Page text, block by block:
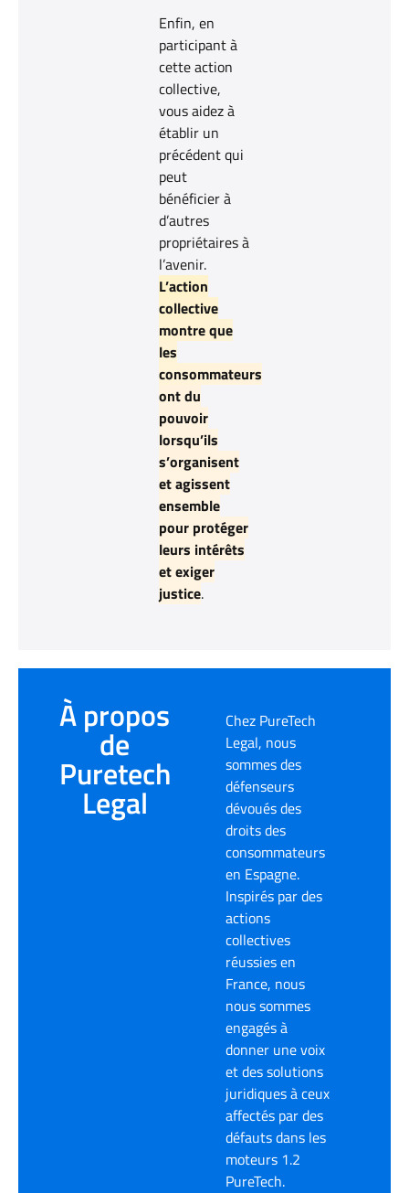
Enfin, en
participant à
cette action
collective,
vous aidez à
établir un
précédent qui
peut
bénéficier à
d’autres
propriétaires à
l’avenir.
L’action
collective
montre que
les
consommateurs
ont du
pouvoir
lorsqu’ils
s’organisent
et agissent
ensemble
pour protéger
leurs intérêts
et exiger
justice.
À propos
de
Puretech
Legal
Chez PureTech
Legal, nous
sommes des
défenseurs
dévoués des
droits des
consommateurs
en Espagne.
Inspirés par des
actions
collectives
réussies en
France, nous
nous sommes
engagés à
donner une voix
et des solutions
juridiques à ceux
affectés par des
défauts dans les
moteurs 1.2
PureTech.